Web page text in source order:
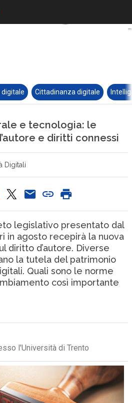
Cittadinanza digitale
e tecnologia: le
e diritti connessi
Digitali
legislativo presentato dal
in agosto recepirà la nuova
diritto d’autore. Diverse
la tutela del patrimonio
Quali sono le norme
così importante
l'Università di Trento